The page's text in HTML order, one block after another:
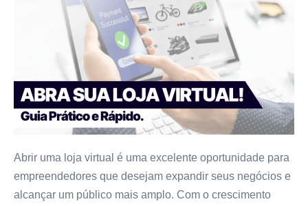
Abrir uma loja virtual é uma excelente oportunidade para
empreendedores que desejam expandir seus negócios e
alcançar um público mais amplo. Com o crescimento